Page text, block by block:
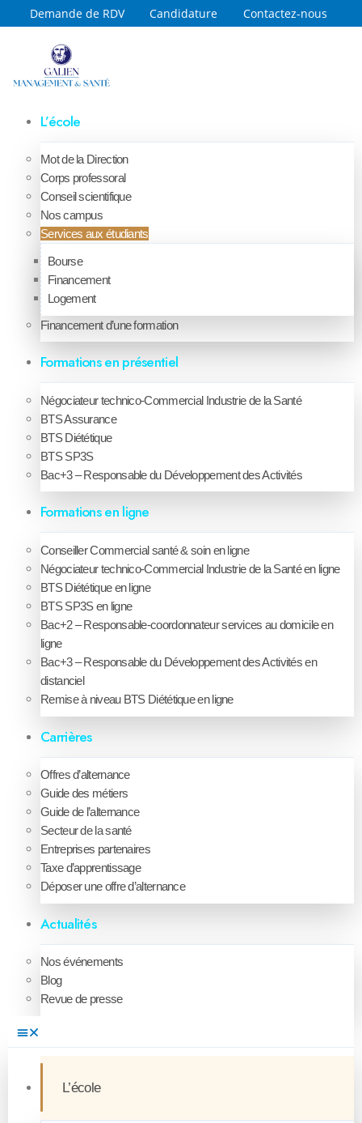
Demande de RDV Candidature Contactez-nous
L’école
Mot de la Direction
Corps professoral
Conseil scientifique
Nos campus
Services aux étudiants
Bourse
Financement
Logement
Financement d’une formation
Formations en présentiel
Négociateur technico-Commercial Industrie de la Santé
BTS Assurance
BTS Diététique
BTS SP3S
Bac+3 – Responsable du Développement des Activités
Formations en ligne
Conseiller Commercial santé & soin en ligne
Négociateur technico-Commercial Industrie de la Santé en ligne
BTS Diététique en ligne
BTS SP3S en ligne
Bac+2 – Responsable-coordonnateur services au domicile en
ligne
Bac+3 – Responsable du Développement des Activités en
distanciel
Remise à niveau BTS Diététique en ligne
Carrières
Offres d’alternance
Guide des métiers
Guide de l’alternance
Secteur de la santé
Entreprises partenaires
Taxe d’apprentissage
Déposer une offre d’alternance
Actualités
Nos événements
Blog
Revue de presse
L’école